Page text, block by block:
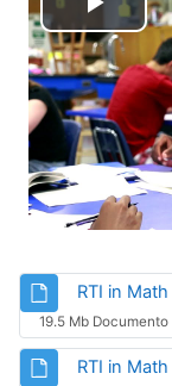
RTI in
19.5 Mb Documento
RTI in